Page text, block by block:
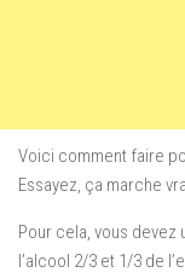
Voici comment faire
Essayez, ça marche
Pour cela, vous
l’alcool 2/3 et 1/3 de